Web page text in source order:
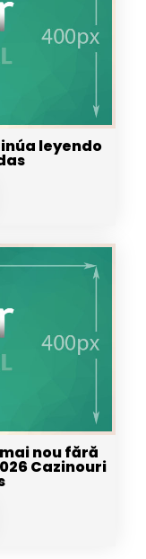
leyendo
nou fără
Cazinouri